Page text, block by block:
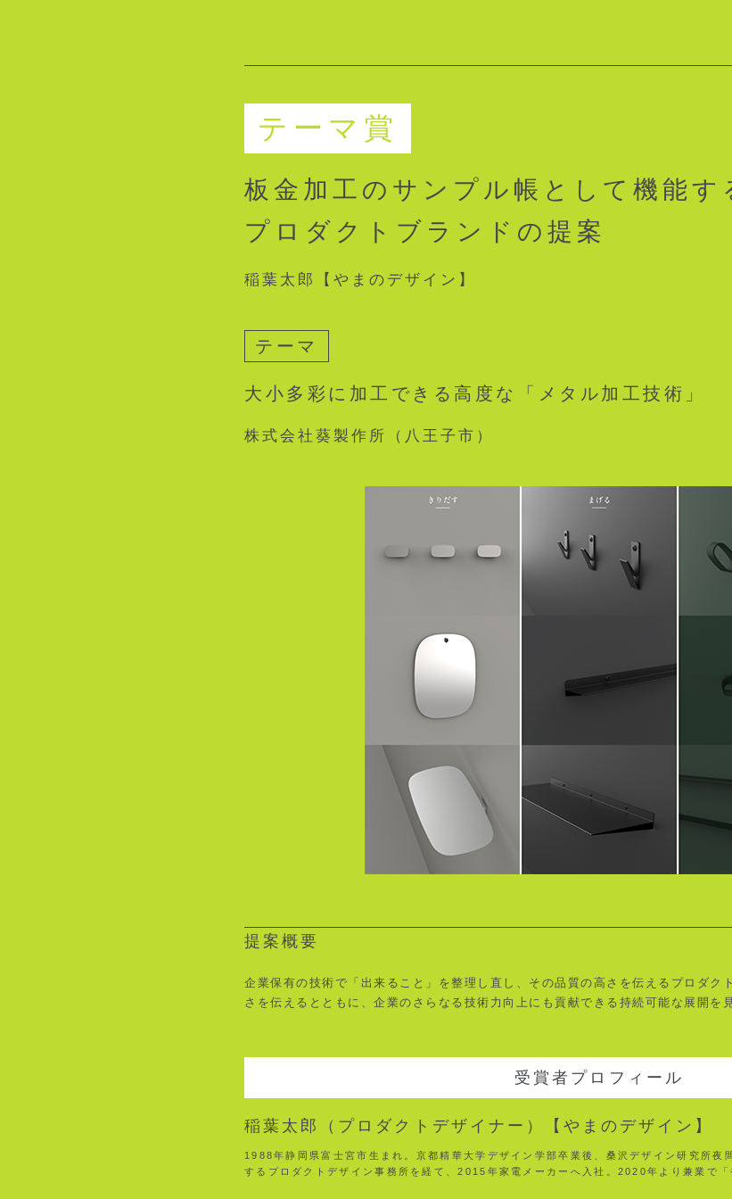
テーマ賞
板金加工のサンプル帳として機能す
プロダクトブランドの提案
稲葉太郎【やまのデザイン】
テーマ
大小多彩に加工できる高度な「メタル加工技術」
株式会社葵製作所（八王子市）
提案概要
企業保有の技術で「出来ること」を整理し直し、その品質の高さを伝えるプロダク
さを伝えるとともに、企業のさらなる技術力向上にも貢献できる持続可能な展開を
受賞者プロフィール
稲葉太郎（プロダクトデザイナー）【やまのデザイン】
1988年静岡県富士宮市生まれ。京都精華大学デザイン学部卒業後、桑沢デザイン研究所夜
するプロダクトデザイン事務所を経て、2015年家電メーカーへ入社。2020年より兼業で「